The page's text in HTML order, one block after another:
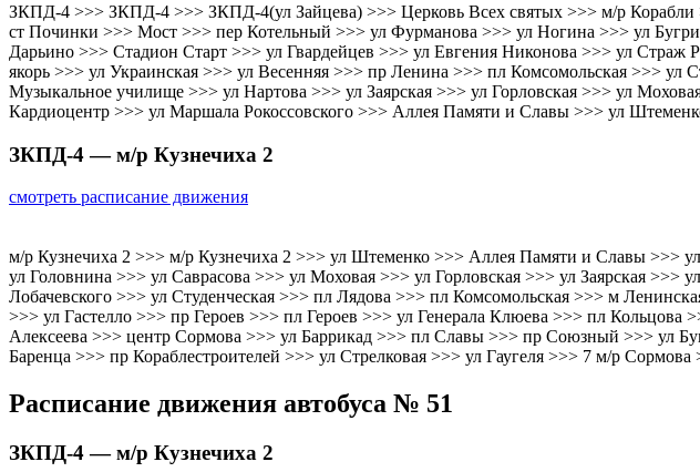
ЗКПД-4 >>> ЗКПД-4 >>> ЗКПД-4(ул Зайцева) >>> Церковь Всех святых >>> м/р Корабли
ст Починки >>> Мост >>> пер Котельный >>> ул Фурманова >>> ул Ногина >>> ул
Дарьино >>> Стадион Старт >>> ул Гвардейцев >>> ул Евгения Никонова >>> ул
якорь >>> ул Украинская >>> ул Весенняя >>> пр Ленина >>> пл Комсомольская >>>
Музыкальное училище >>> ул Нартова >>> ул Заярская >>> ул Горловская >>> ул
Кардиоцентр >>> ул Маршала Рокоссовского >>> Аллея Памяти и Славы >>> ул
ЗКПД-4 — м/р Кузнечиха 2
смотреть расписание движения
м/р Кузнечиха 2 >>> м/р Кузнечиха 2 >>> ул Штеменко >>> Аллея Памяти и Славы >>>
ул Головнина >>> ул Саврасова >>> ул Моховая >>> ул Горловская >>> ул Заярская
Лобачевского >>> ул Студенческая >>> пл Лядова >>> пл Комсомольская >>> м
>>> ул Гастелло >>> пр Героев >>> пл Героев >>> ул Генерала Клюева >>> пл
Алексеева >>> центр Сормова >>> ул Баррикад >>> пл Славы >>> пр Союзный >>> ул
Баренца >>> пр Кораблестроителей >>> ул Стрелковая >>> ул Гаугеля >>> 7 м/р
Расписание движения автобуса № 51
ЗКПД-4 — м/р Кузнечиха 2